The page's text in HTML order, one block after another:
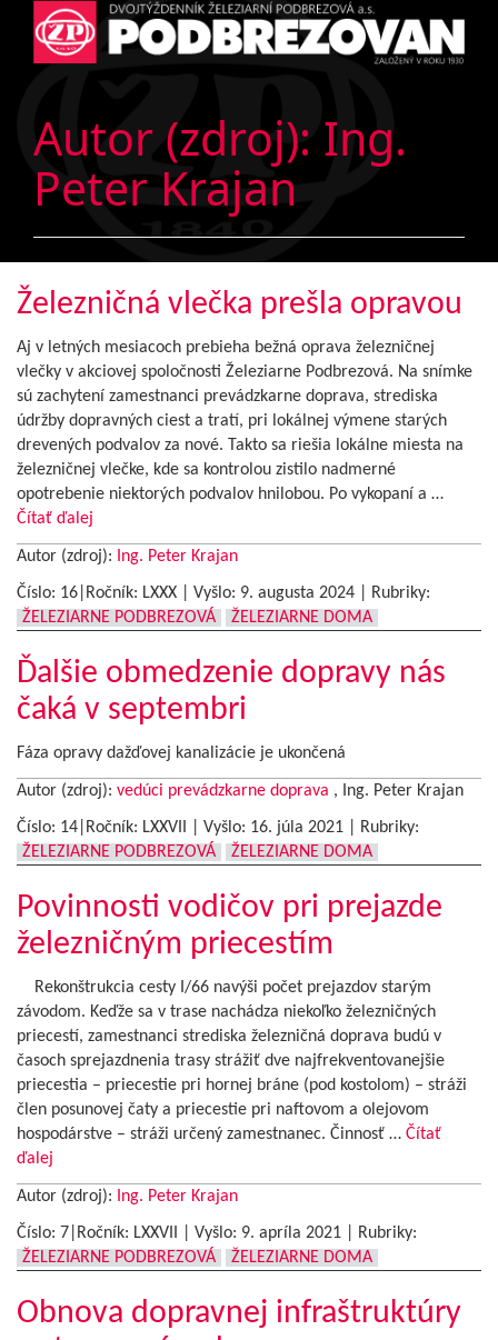
Autor (zdroj): Ing.
Peter Krajan
Železničná vlečka prešla opravou
Aj v letných mesiacoch prebieha bežná oprava železničnej
vlečky v akciovej spoločnosti Železiarne Podbrezová. Na snímke
sú zachytení zamestnanci prevádzkarne doprava, strediska
údržby dopravných ciest a tratí, pri lokálnej výmene starých
drevených podvalov za nové. Takto sa riešia lokálne miesta na
železničnej vlečke, kde sa kontrolou zistilo nadmerné
opotrebenie niektorých podvalov hnilobou. Po vykopaní a …
Čítať ďalej
Autor (zdroj): Ing. Peter Krajan
Číslo: 16|Ročník: LXXX | Vyšlo: 9. augusta 2024
Rubriky:
ŽELEZIARNE PODBREZOVÁ
ŽELEZIARNE DOMA
Ďalšie obmedzenie dopravy nás
čaká v septembri
Fáza opravy dažďovej kanalizácie je ukončená
Autor (zdroj): vedúci prevádzkarne doprava , Ing. Peter Krajan
Číslo: 14|Ročník: LXXVII | Vyšlo: 16. júla 2021
Rubriky:
ŽELEZIARNE PODBREZOVÁ
ŽELEZIARNE DOMA
Povinnosti vodičov pri prejazde
železničným priecestím
Rekonštrukcia cesty I/66 navýši počet prejazdov starým
závodom. Keďže sa v trase nachádza niekoľko železničných
priecestí, zamestnanci strediska železničná doprava budú v
časoch sprejazdnenia trasy strážiť dve najfrekventovanejšie
priecestia – priecestie pri hornej bráne (pod kostolom) – stráži
člen posunovej čaty a priecestie pri naftovom a olejovom
hospodárstve – stráži určený zamestnanec. Činnosť … Čítať
ďalej
Autor (zdroj): Ing. Peter Krajan
Číslo: 7|Ročník: LXXVII | Vyšlo: 9. apríla 2021
Rubriky:
ŽELEZIARNE PODBREZOVÁ
ŽELEZIARNE DOMA
Obnova dopravnej infraštruktúry